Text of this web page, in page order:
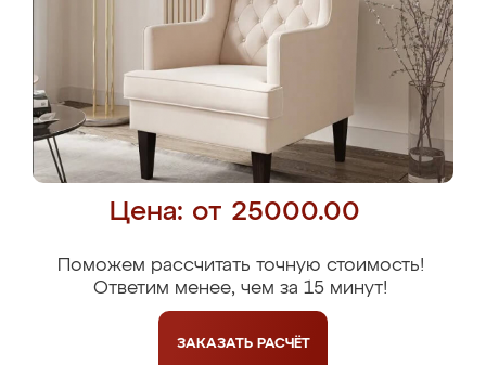
Цена: от 25000.00
Поможем рассчитать точную стоимость!
Ответим менее, чем за 15 минут!
ЗАКАЗАТЬ РАСЧЁТ